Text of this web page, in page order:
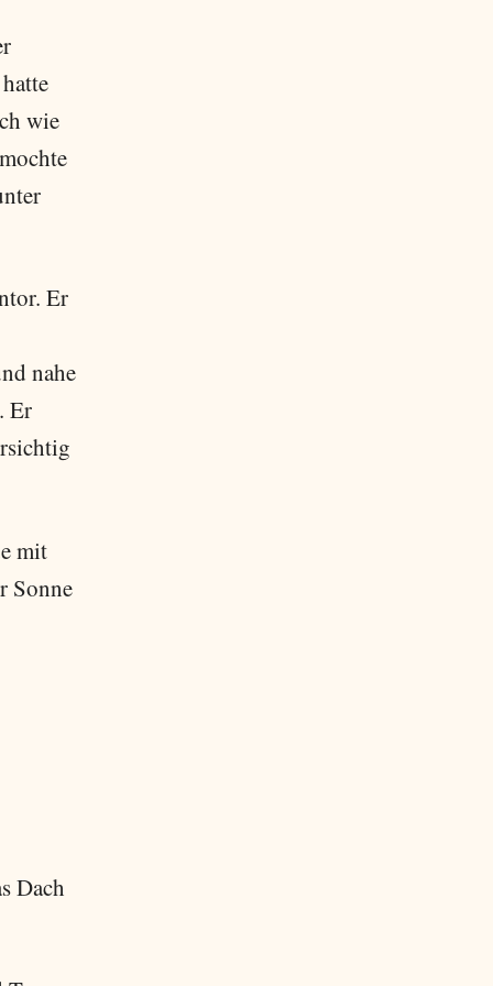
wie
Er
nahe
Er
mit
Sonne
Dach